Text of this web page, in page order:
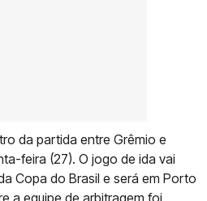
da partida entre Grêmio e
feira (27). O jogo de ida vai
Copa do Brasil e será em Porto